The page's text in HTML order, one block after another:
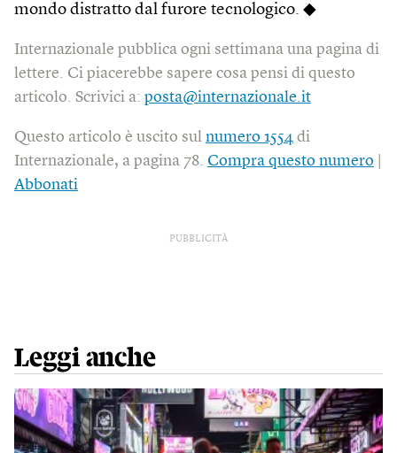
mondo distratto dal furore tecnologico. ◆
Internazionale pubblica ogni settimana una pagina di
lettere. Ci piacerebbe sapere cosa pensi di questo
articolo. Scrivici a: posta@internazionale.it
Questo articolo è uscito sul numero 1554 di
Internazionale, a pagina 78. Compra questo numero
Abbonati
PUBBLICITÀ
Leggi anche